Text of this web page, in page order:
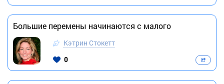
Большие перемены начинаются с малого
Кэтрин Стокетт
0